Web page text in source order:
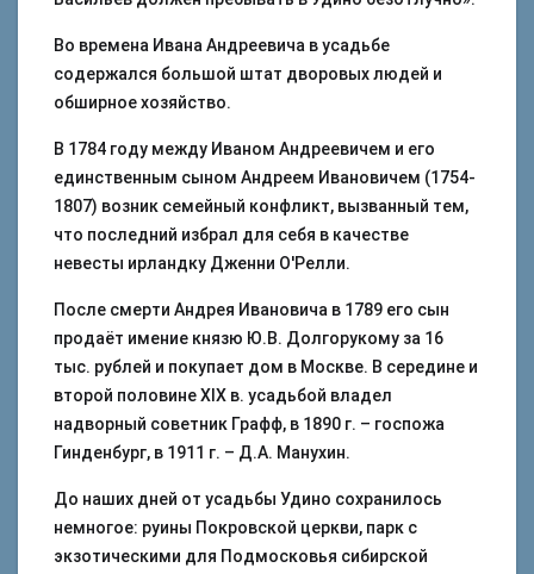
Во времена Ивана Андреевича в усадьбе
содержался большой штат дворовых людей и
обширное хозяйство.
В 1784 году между Иваном Андреевичем и его
единственным сыном Андреем Ивановичем (1754-
1807) возник семейный конфликт, вызванный тем,
что последний избрал для себя в качестве
невесты ирландку Дженни О′Релли.
После смерти Андрея Ивановича в 1789 его сын
продаёт имение князю Ю.В. Долгорукому за 16
тыс. рублей и покупает дом в Москве. В середине и
второй половине XIX в. усадьбой владел
надворный советник Графф, в 1890 г. – госпожа
Гинденбург, в 1911 г. – Д.А. Манухин.
До наших дней от усадьбы Удино сохранилось
немногое: руины Покровской церкви, парк с
экзотическими для Подмосковья сибирской